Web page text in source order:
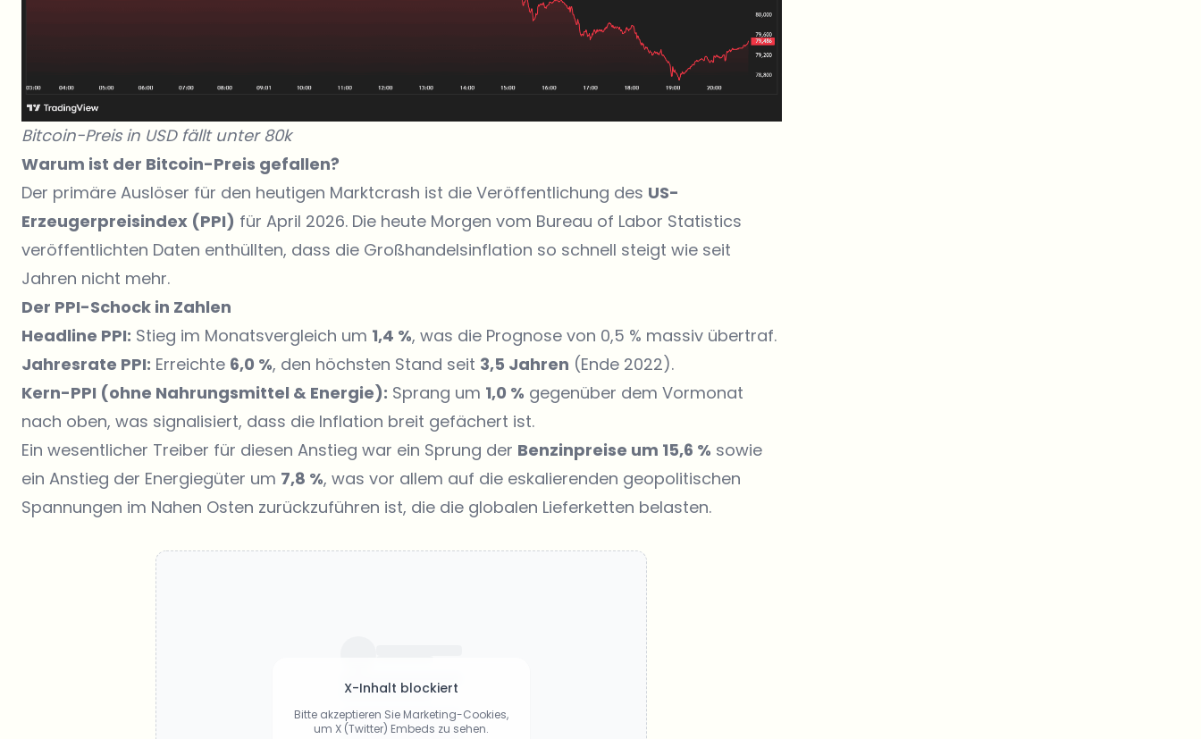
Bitcoin-Preis in USD fällt unter 80k
Warum ist der Bitcoin-Preis gefallen?
Der primäre Auslöser für den heutigen Marktcrash ist die Veröffentlichung des US-
Erzeugerpreisindex (PPI) für April 2026. Die heute Morgen vom Bureau of Labor Statistics
veröffentlichten Daten enthüllten, dass die Großhandelsinflation so schnell steigt wie seit
Jahren nicht mehr.
Der PPI-Schock in Zahlen
Headline PPI: Stieg im Monatsvergleich um 1,4 %, was die Prognose von 0,5 % massiv übertraf.
Jahresrate PPI: Erreichte 6,0 %, den höchsten Stand seit 3,5 Jahren (Ende 2022).
Kern-PPI (ohne Nahrungsmittel & Energie): Sprang um 1,0 % gegenüber dem Vormonat
nach oben, was signalisiert, dass die Inflation breit gefächert ist.
Ein wesentlicher Treiber für diesen Anstieg war ein Sprung der Benzinpreise um 15,6 % sowie
ein Anstieg der Energiegüter um 7,8 %, was vor allem auf die eskalierenden geopolitischen
Spannungen im Nahen Osten zurückzuführen ist, die die globalen Lieferketten belasten.
X-Inhalt blockiert
Bitte akzeptieren Sie Marketing-Cookies,
um X (Twitter) Embeds zu sehen.